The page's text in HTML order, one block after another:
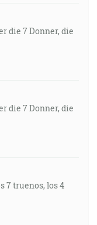
die 7 Donner, die
die 7 Donner, die
7 truenos, los 4